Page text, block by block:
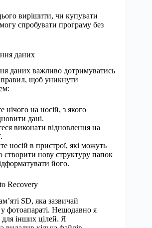
вирішити, чи купувати
спробувати програму без
даних
даних важливо дотримуватись
правил, щоб уникнути
нічого на носій, з якого
дані.
виконати відновлення на
носій в пристрої, які можуть
створити нову структуру папок
його.
Recovery
SD, яка зазвичай
у фотоапараті. Нещодавно я
інших цілей. Я